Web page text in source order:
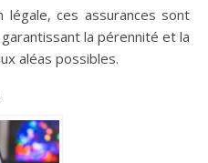
légale, ces assurances sont
la pérennité et la
aléas possibles.